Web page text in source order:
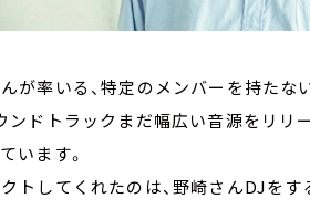
が率いる、特定のメンバーを持たな
ンドトラックまだ幅広い音源をリリ
います。
トしてくれたのは、野崎さんDJを